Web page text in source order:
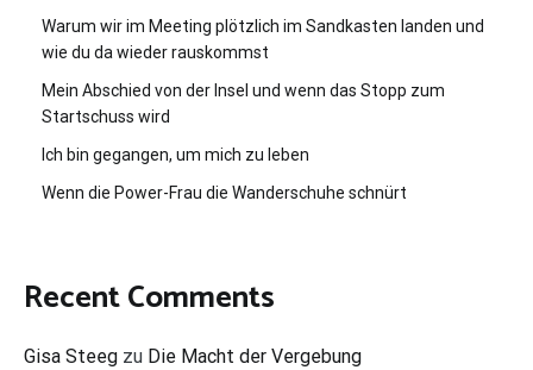
Warum wir im Meeting plötzlich im Sandkasten landen und
wie du da wieder rauskommst
Mein Abschied von der Insel und wenn das Stopp zum
Startschuss wird
Ich bin gegangen, um mich zu leben
Wenn die Power-Frau die Wanderschuhe schnürt
Recent Comments
Gisa Steeg zu Die Macht der Vergebung